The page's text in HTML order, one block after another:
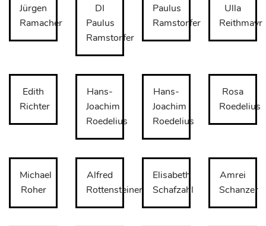
Jürgen
Ramacher
DI
Paulus
Ramstorfer
Paulus
Ramstorfer
Ulla
Reithmayr
Edith
Richter
Hans-
Joachim
Roedelius
Hans-
Joachim
Roedelius
Rosa
Roedelius
Michael
Roher
Alfred
Rottensteiner
Elisabeth
Schafzahl
Amrei
Schanzer